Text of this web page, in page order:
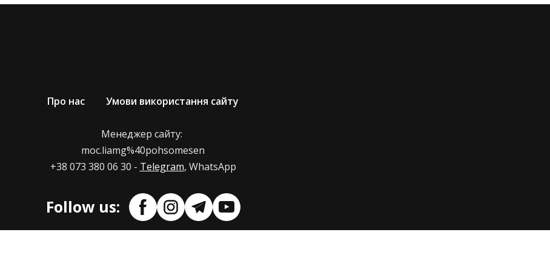
Про нас Умови використання сайту
Менеджер сайту:
moc.liamg%40pohsomesen
+38 073 380 06 30 - Telegram, WhatsApp
Follow us: